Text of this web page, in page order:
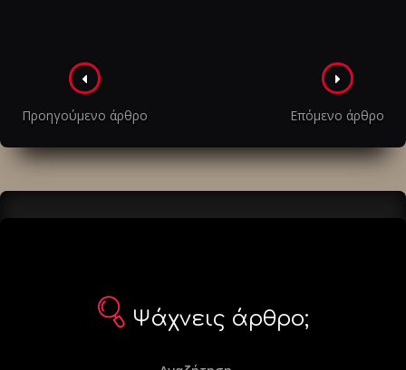
Πλοήγηση
στα
άρθρα
Προηγούμενο άρθρο Επόμενο άρθρο
Ψάχνεις άρθρο;